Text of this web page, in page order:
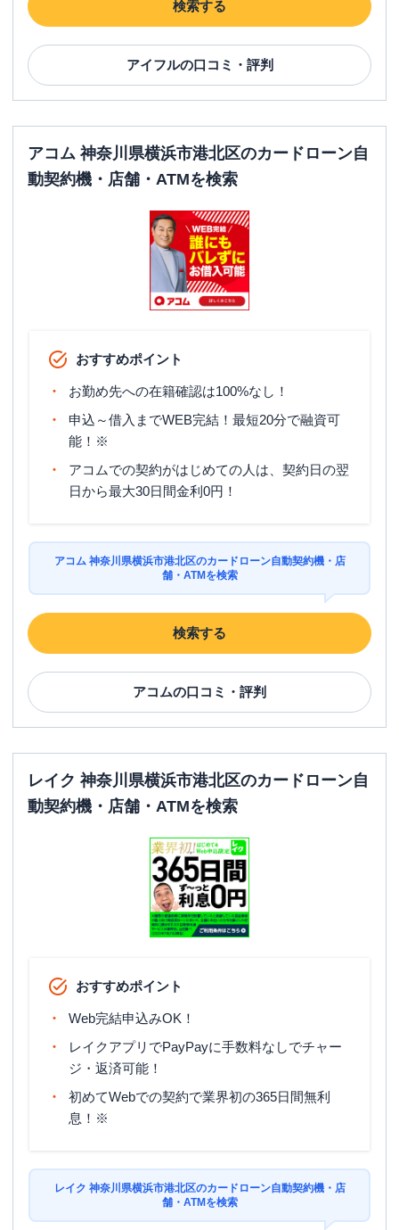
検索する
アイフルの口コミ・評判
アコム 神奈川県横浜市港北区のカードローン自
動契約機・店舗・ATMを検索
おすすめポイント
お勤め先への在籍確認は100%なし！
申込～借入までWEB完結！最短20分で融資可
能！※
アコムでの契約がはじめての人は、契約日の翌
日から最大30日間金利0円！
アコム 神奈川県横浜市港北区のカードローン自動契約機・店
舗・ATMを検索
検索する
アコムの口コミ・評判
レイク 神奈川県横浜市港北区のカードローン自
動契約機・店舗・ATMを検索
おすすめポイント
Web完結申込みOK！
レイクアプリでPayPayに手数料なしでチャー
ジ・返済可能！
初めてWebでの契約で業界初の365日間無利
息！※
レイク 神奈川県横浜市港北区のカードローン自動契約機・店
舗・ATMを検索